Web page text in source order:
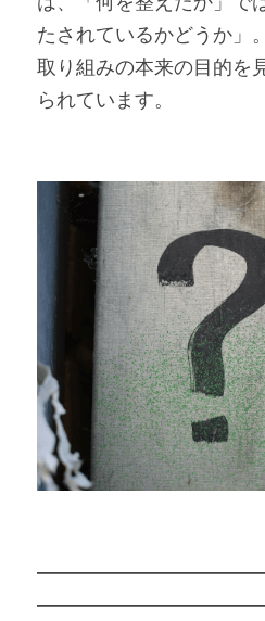
たされているかどうか」
取り組みの本来の目的を
られています。